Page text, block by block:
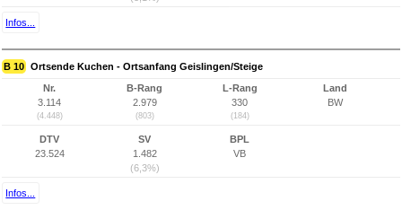
Infos...
B 10 Ortsende Kuchen - Ortsanfang Geislingen/Steige
Nr.
3.114
(4.448)
B-Rang
2.979
(803)
L-Rang
330
(184)
Land
BW
DTV
23.524
SV
1.482
(6,3%)
BPL
VB
Infos...